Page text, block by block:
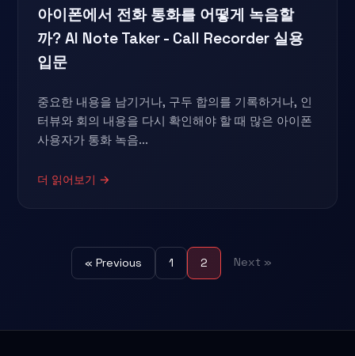
아이폰에서 전화 통화를 어떻게 녹음할
까? AI Note Taker - Call Recorder 실용
입문
중요한 내용을 남기거나, 구두 합의를 기록하거나, 인
터뷰와 회의 내용을 다시 확인해야 할 때 많은 아이폰
사용자가 통화 녹음...
더 읽어보기 →
« Previous 1 2 Next »